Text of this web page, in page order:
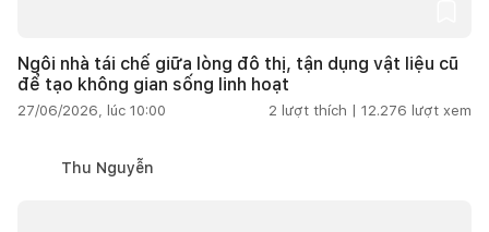
Ngôi nhà tái chế giữa lòng đô thị, tận dụng vật liệu cũ
để tạo không gian sống linh hoạt
27/06/2026, lúc 10:00 2 lượt thích | 12.276 lượt xem
Thu Nguyễn